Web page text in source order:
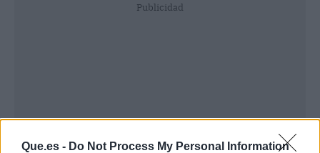
Que.es - Do Not Process My Personal Information
Publicidad